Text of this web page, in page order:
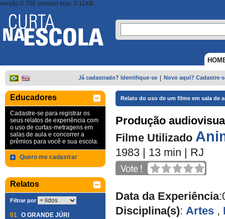
versão 0.700 session size: 0,11KB
Já cadastrado? Identifique-se Novo aqui? Cadastre-
Educadores
Cadastre-se para registrar os
seus relatos de experiência com
o uso de curtas-metragens em
salas de aula e concorrer a
prêmios para você e sua escola.
Quero me cadastrar
Relatos
Filtrar por
01 O GRANDE JÚRI
Relato do uso de um filme em sala de
Produção
Filme Utilizado
1983 | 13 min RJ
Data da Experiência:
Disciplina(s): Artes ,